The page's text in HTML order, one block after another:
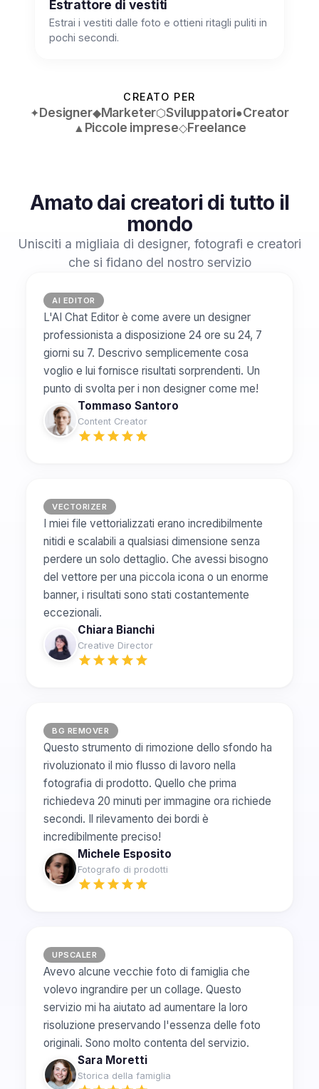
Estrattore di vestiti
Estrai i vestiti dalle foto e ottieni ritagli puliti in
pochi secondi.
CREATO PER
✦Designer◆Marketer⬡Sviluppatori●Creator
▲ Piccole imprese◇Freelance
Amato dai creatori di tutto il
mondo
Unisciti a migliaia di designer, fotografi e creatori
che si fidano del nostro servizio
AI EDITOR
L'AI Chat Editor è come avere un designer
professionista a disposizione 24 ore su 24, 7
giorni su 7. Descrivo semplicemente cosa
voglio e lui fornisce risultati sorprendenti. Un
punto di svolta per i non designer come me!
Tommaso Santoro
Content Creator
VECTORIZER
I miei file vettorializzati erano incredibilmente
nitidi e scalabili a qualsiasi dimensione senza
perdere un solo dettaglio. Che avessi bisogno
del vettore per una piccola icona o un enorme
banner, i risultati sono stati costantemente
eccezionali.
Chiara Bianchi
Creative Director
BG REMOVER
Questo strumento di rimozione dello sfondo ha
rivoluzionato il mio flusso di lavoro nella
fotografia di prodotto. Quello che prima
richiedeva 20 minuti per immagine ora richiede
secondi. Il rilevamento dei bordi è
incredibilmente preciso!
Michele Esposito
Fotografo di prodotti
UPSCALER
Avevo alcune vecchie foto di famiglia che
volevo ingrandire per un collage. Questo
servizio mi ha aiutato ad aumentare la loro
risoluzione preservando l'essenza delle foto
originali. Sono molto contenta del servizio.
Sara Moretti
Storica della famiglia